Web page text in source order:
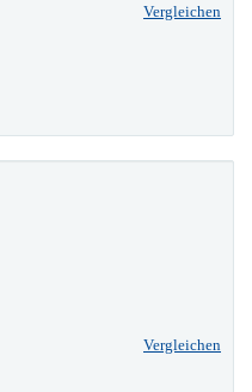
Vergleichen
Vergleichen